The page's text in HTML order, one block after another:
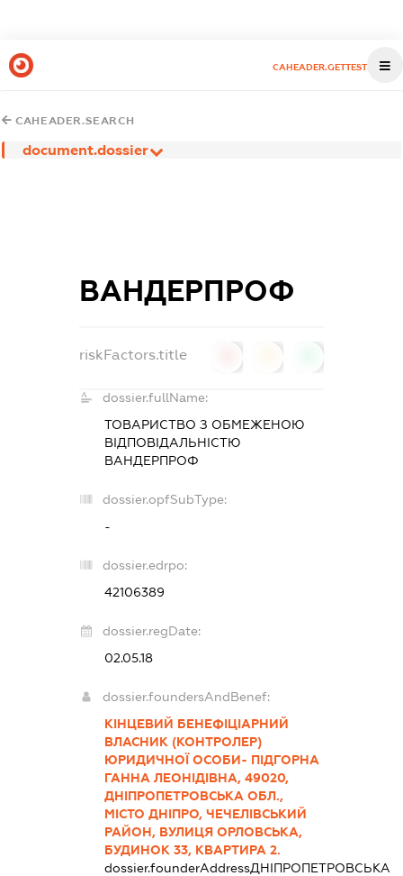
CAHEADER.GETTEST
CAHEADER.SEARCH
document.dossier
ВАНДЕРПРОФ
riskFactors.title
dossier.fullName:
ТОВАРИСТВО З ОБМЕЖЕНОЮ
ВІДПОВІДАЛЬНІСТЮ
ВАНДЕРПРОФ
dossier.opfSubType:
-
dossier.edrpo:
42106389
dossier.regDate:
02.05.18
dossier.foundersAndBenef:
КІНЦЕВИЙ БЕНЕФІЦІАРНИЙ
ВЛАСНИК (КОНТРОЛЕР)
ЮРИДИЧНОЇ ОСОБИ- ПІДГОРНА
ГАННА ЛЕОНІДІВНА, 49020,
ДНІПРОПЕТРОВСЬКА ОБЛ.,
МІСТО ДНІПРО, ЧЕЧЕЛІВСЬКИЙ
РАЙОН, ВУЛИЦЯ ОРЛОВСЬКА,
БУДИНОК 33, КВАРТИРА 2.
dossier.founderAddressДНІПРОПЕТРОВСЬКА